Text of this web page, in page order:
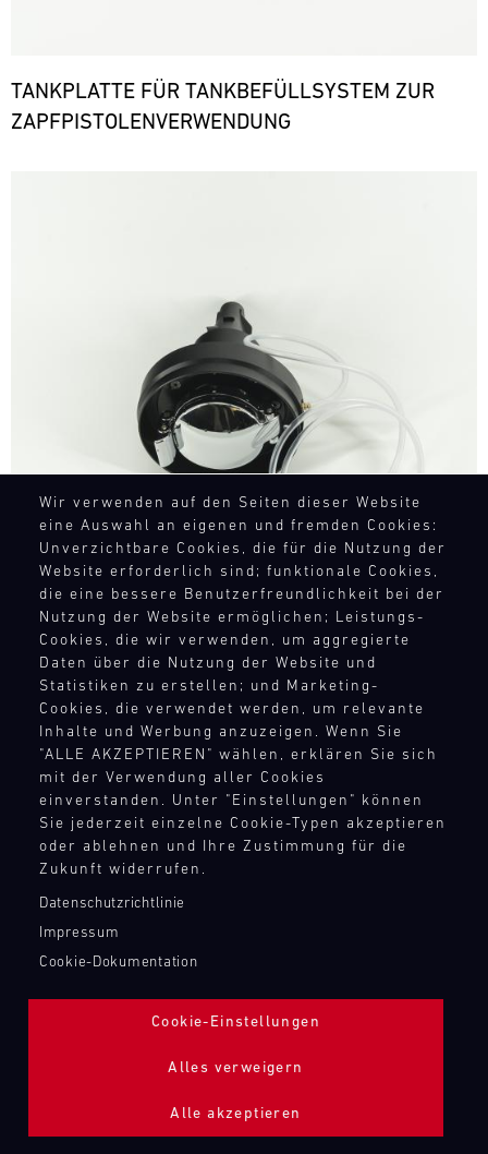
Wir verwenden auf den Seiten dieser Website
eine Auswahl an eigenen und fremden Cookies:
Unverzichtbare Cookies, die für die Nutzung der
Website erforderlich sind; funktionale Cookies,
die eine bessere Benutzerfreundlichkeit bei der
Nutzung der Website ermöglichen; Leistungs-
Cookies, die wir verwenden, um aggregierte
Daten über die Nutzung der Website und
Statistiken zu erstellen; und Marketing-
Cookies, die verwendet werden, um relevante
Inhalte und Werbung anzuzeigen. Wenn Sie
"ALLE AKZEPTIEREN" wählen, erklären Sie sich
mit der Verwendung aller Cookies
einverstanden. Unter "Einstellungen" können
Sie jederzeit einzelne Cookie-Typen akzeptieren
oder ablehnen und Ihre Zustimmung für die
Zukunft widerrufen.
Datenschutzrichtlinie
Impressum
Cookie-Dokumentation
Cookie-Einstellungen
Alles verweigern
Alle akzeptieren
TANKPLATTE FÜR TANKBEFÜLLSYSTEM ZUR
ZAPFPISTOLENVERWENDUNG
TANKBEFÜLLUNG ZAPFPISTOLE
Bild